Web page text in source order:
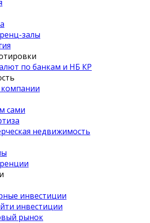
залы
по банкам и НБ КР
сами
недвижимость
инвестиции
инвестиции
рынок